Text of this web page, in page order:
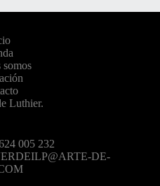
somos
Luthier.
005 232
DE-